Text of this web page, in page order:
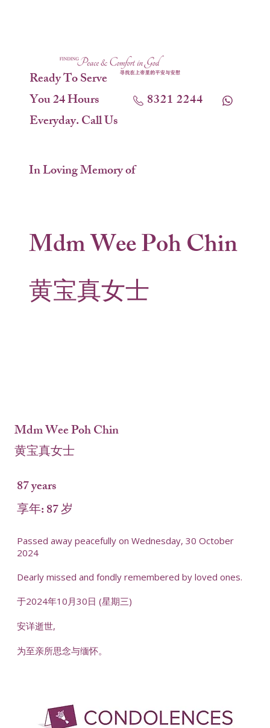
Ready To Serve
You 24 Hours
Everyday. Call Us
8321 2244
In Loving Memory of
Mdm Wee Poh Chin
黄宝真女士
Mdm Wee Poh Chin
黄宝真女士
87 years
享年: 87 岁
Passed away peacefully on Wednesday, 30 October
2024
Dearly missed and fondly remembered by loved ones.
于2024年10月30日 (星期三)
安详逝世,
为至亲所思念与缅怀。